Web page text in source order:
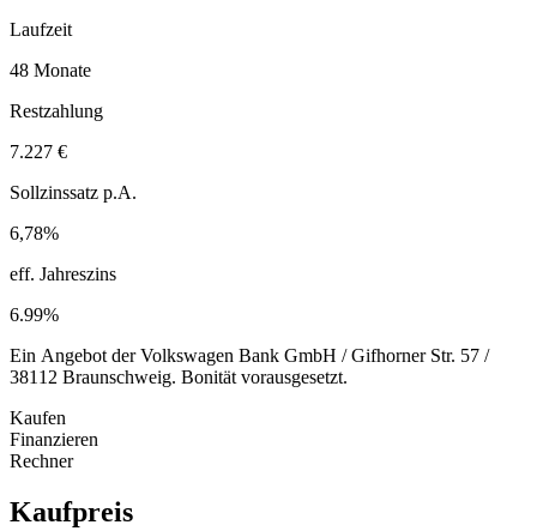
Laufzeit
48 Monate
Restzahlung
7.227 €
Sollzinssatz p.A.
6,78%
eff. Jahreszins
6.99%
Ein Angebot der Volkswagen Bank GmbH / Gifhorner Str. 57 /
38112 Braunschweig. Bonität vorausgesetzt.
Kaufen
Finanzieren
Rechner
Kaufpreis